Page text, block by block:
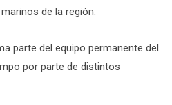
de la región.
parte del equipo permanente del
por parte de distintos